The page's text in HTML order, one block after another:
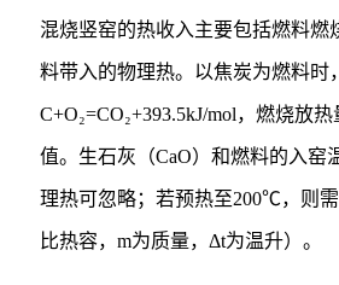
混烧竖窑的热收入主要包括燃料燃
料带入的物理热。以焦炭为燃料时
C+O₂=CO₂+393.5kJ/mol，燃烧放
值。生石灰（CaO）和燃料的入
理热可忽略；若预热至200℃，则
比热容，m为质量，Δt为温升）。